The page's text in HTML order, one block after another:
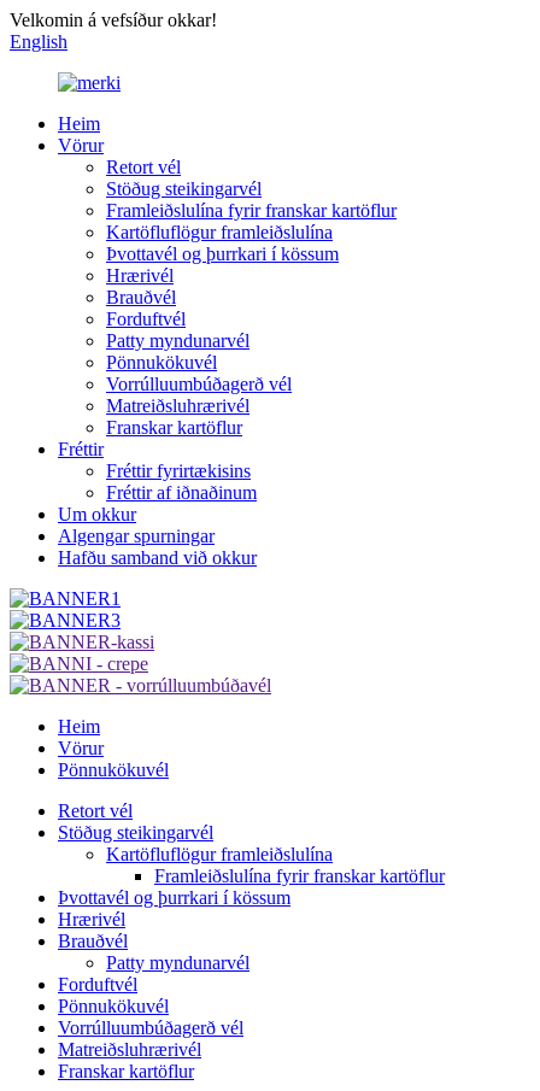
Velkomin á vefsíður okkar!
English
Heim
Vörur
Retort vél
Stöðug steikingarvél
Framleiðslulína fyrir franskar kartöflur
Kartöfluflögur framleiðslulína
Þvottavél og þurrkari í kössum
Hrærivél
Brauðvél
Forduftvél
Patty myndunarvél
Pönnukökuvél
Vorrúlluumbúðagerð vél
Matreiðsluhrærivél
Franskar kartöflur
Fréttir
Fréttir fyrirtækisins
Fréttir af iðnaðinum
Um okkur
Algengar spurningar
Hafðu samband við okkur
Heim
Vörur
Pönnukökuvél
Retort vél
Stöðug steikingarvél
Kartöfluflögur framleiðslulína
Framleiðslulína fyrir franskar kartöflur
Þvottavél og þurrkari í kössum
Hrærivél
Brauðvél
Patty myndunarvél
Forduftvél
Pönnukökuvél
Vorrúlluumbúðagerð vél
Matreiðsluhrærivél
Franskar kartöflur